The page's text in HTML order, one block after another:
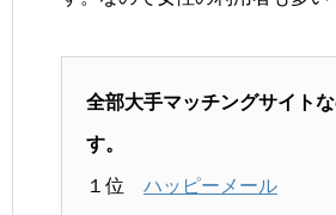
全部大手マッチングサイト
す。
１位 ハッピーメール